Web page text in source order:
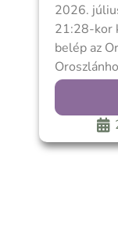
2026.
21:28-kor
belép az